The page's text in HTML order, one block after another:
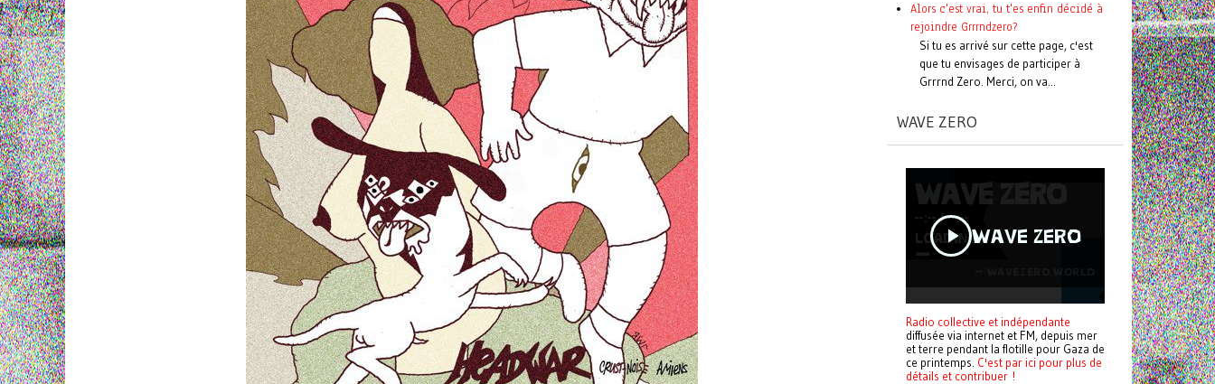
Alors c'est vrai, tu t'es enfin décidé à
rejoindre Grrrndzero?
Si tu es arrivé sur cette page, c'est
que tu envisages de participer à
Grrrnd Zero. Merci, on va...
WAVE ZERO
Radio collective et indépendante
diffusée via internet et FM, depuis mer
et terre pendant la flotille pour Gaza de
ce printemps. C'est par ici pour plus de
détails et contribuer !